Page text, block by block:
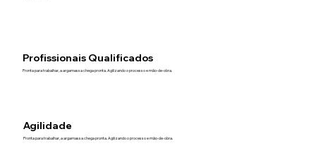
Profissionais Qualificados
Pronta para trabalhar, a argamassa chega pronta. Agilizando o processo e mão-de-obra.
Agilidade
Pronta para trabalhar, a argamassa chega pronta. Agilizando o processo e mão-de-obra.